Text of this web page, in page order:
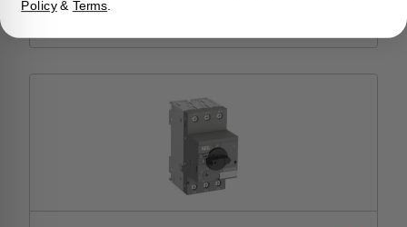
SALVAMOTORE AEG Mbs32NG 6,3-10A
Policy& Terms